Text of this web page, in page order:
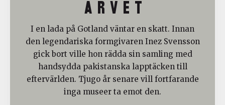
A R V E T
I en lada på Gotland väntar en skatt. Innan
den legendariska formgivaren Inez Svensson
gick bort ville hon rädda sin samling med
handsydda pakistanska lapptäcken till
eftervärlden. Tjugo år senare vill fortfarande
inga museer ta emot den.